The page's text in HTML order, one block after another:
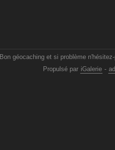
Bon géocaching et si problème
Propulsé par iGalerie -